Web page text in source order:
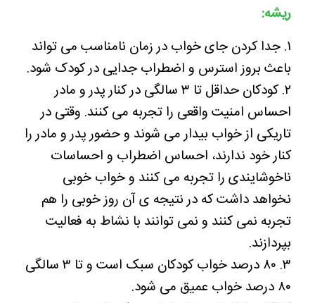
ریشه:
۱. جدا کردن جای خواب در زمان نامناسب می تواند
باعث بروز استرس و اضطراب جدایی در کودک شود.
۲. کودکان حداقل تا ۳ سالگی در کنار پدر و مادر
احساس امنیت واقعی را تجربه می کنند. وقتی در
تاریکی از خواب بیدار می شوند و حضور پدر و مادر را
کنار خود ندارند، احساس اضطراب و احساسات
ناخوشایندی را تجربه می کنند و خواب خوبی
نخواهد داشت که در نتیجه ی آن روز خوبی را هم
تجربه نمی کنند و نمی توانند با نشاط به فعالیت
بپردازند.
۳. ۸۰ درصد خواب کودکان سبک است و تا ۳ سالگی
۸۰ درصد خواب عمیق می شود.